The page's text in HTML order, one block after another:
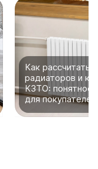
Как рассчитать
радиаторов и
КЗТО: понятное
для покупателей